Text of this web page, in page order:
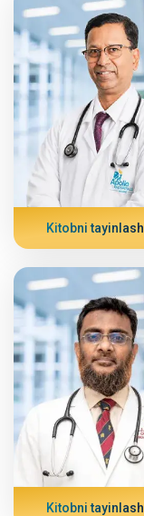
Kitobni tayinlash
Kitobni tayinlash